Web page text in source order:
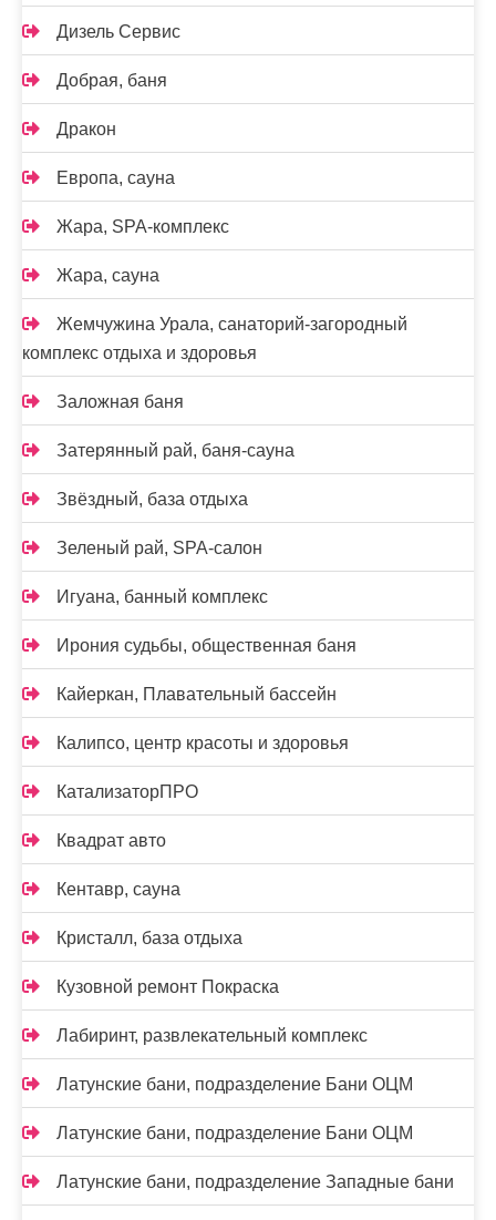
Дизель Сервис
Добрая, баня
Дракон
Европа, сауна
Жара, SPA-комплекс
Жара, сауна
Жемчужина Урала, санаторий-загородный
комплекс отдыха и здоровья
Заложная баня
Затерянный рай, баня-сауна
Звёздный, база отдыха
Зеленый рай, SPA-салон
Игуана, банный комплекс
Ирония судьбы, общественная баня
Кайеркан, Плавательный бассейн
Калипсо, центр красоты и здоровья
КатализаторПРО
Квадрат авто
Кентавр, сауна
Кристалл, база отдыха
Кузовной ремонт Покраска
Лабиринт, развлекательный комплекс
Латунские бани, подразделение Бани ОЦМ
Латунские бани, подразделение Бани ОЦМ
Латунские бани, подразделение Западные бани